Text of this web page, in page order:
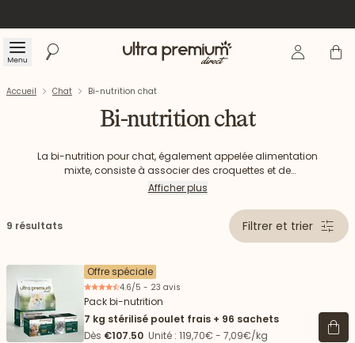
Menu Rechercher Accueil Se Panier
Accueil Chat Bi-nutrition chat
Bi-nutrition chat
La bi-nutrition pour chat, également appelée alimentation
mixte, consiste à associer des croquettes et de
l’alimentation humide. Cette manière de nourrir votre chat a
à un système urinaire sain et varier les repas. Profitez dès
maintenant de nos packs bi-nutrition afin d'offrir à votre petit
félin une alimentation de haute qualité et de lui faire plaisir
Afficher plus
9 résultats Filtrer et trier
Offre spéciale
4.6/5 - 23 avis
Pack bi-nutrition
7 kg stérilisé poulet frais + 96 sachets
Dès €107.50 Unité : 119,70€ - 7,09€/kg Voir